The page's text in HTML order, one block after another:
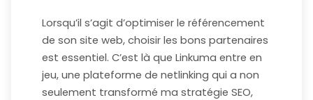
Lorsqu’il s’agit d’optimiser le référencement
de son site web, choisir les bons partenaires
est essentiel. C’est là que Linkuma entre en
jeu, une plateforme de netlinking qui a non
seulement transformé ma stratégie SEO,